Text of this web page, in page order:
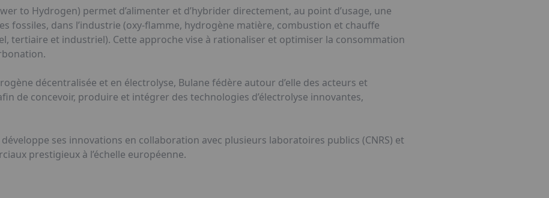
to Hydrogen) permet d’alimenter et d’hybrider directement, au point d’usage, une
fossiles, dans l’industrie (oxy-flamme, hydrogène matière, combustion et chauffe
tertiaire et industriel). Cette approche vise à rationaliser et optimiser la consommation
décentralisée et en électrolyse, Bulane fédère autour d’elle des acteurs et
de concevoir, produire et intégrer des technologies d’électrolyse innovantes,
ses innovations en collaboration avec plusieurs laboratoires publics (CNRS) et
prestigieux à l’échelle européenne.